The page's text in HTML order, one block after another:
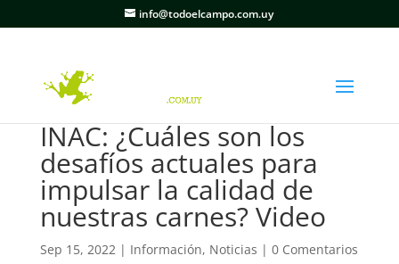
info@todoelcampo.com.uy
INAC: ¿Cuáles son los
desafíos actuales para
impulsar la calidad de
nuestras carnes? Video
Sep 15, 2022| Información, Noticias | 0 Comentarios